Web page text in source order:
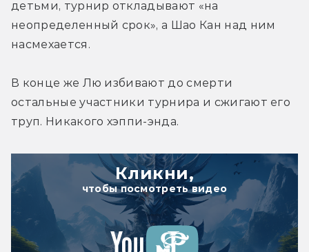
детьми, турнир откладывают «на
неопределенный срок», а Шао Кан над ним
насмехается.
В конце же Лю избивают до смерти
остальные участники турнира и сжигают его
труп. Никакого хэппи-энда.
Кликни,
чтобы посмотреть видео